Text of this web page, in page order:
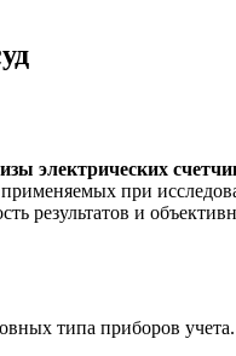
электрических
при
результатов и
типа приборов учета.